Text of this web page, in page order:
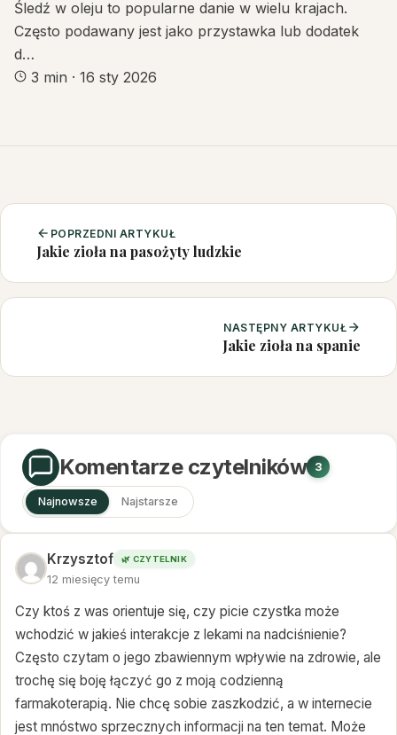
Śledź w oleju to popularne danie w wielu krajach.
Często podawany jest jako przystawka lub dodatek
d…
3 min · 16 sty 2026
POPRZEDNI ARTYKUŁ
Jakie zioła na pasożyty ludzkie
NASTĘPNY ARTYKUŁ
Jakie zioła na spanie
Komentarze czytelników 3
Najnowsze Najstarsze
Krzysztof 🌿 CZYTELNIK
12 miesięcy temu
Czy ktoś z was orientuje się, czy picie czystka może
wchodzić w jakieś interakcje z lekami na nadciśnienie?
Często czytam o jego zbawiennym wpływie na zdrowie, ale
trochę się boję łączyć go z moją codzienną
farmakoterapią. Nie chcę sobie zaszkodzić, a w internecie
jest mnóstwo sprzecznych informacji na ten temat. Może